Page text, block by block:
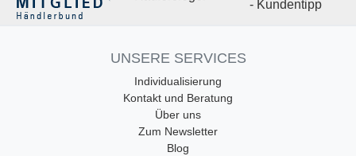
UNSERE SERVICES
Individualisierung
Kontakt und Beratung
Über uns
Zum Newsletter
Blog